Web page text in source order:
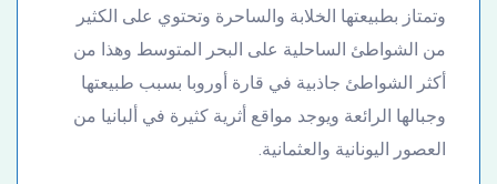
وتمتاز بطبيعتها الخلابة والساحرة وتحتوي على الكثير
من الشواطئ الساحلية على البحر المتوسط وهذا من
أكثر الشواطئ جاذبية في قارة أوروبا بسبب طبيعتها
وجبالها الرائعة ويوجد مواقع أثرية كثيرة في ألبانيا من
العصور اليونانية والعثمانية.